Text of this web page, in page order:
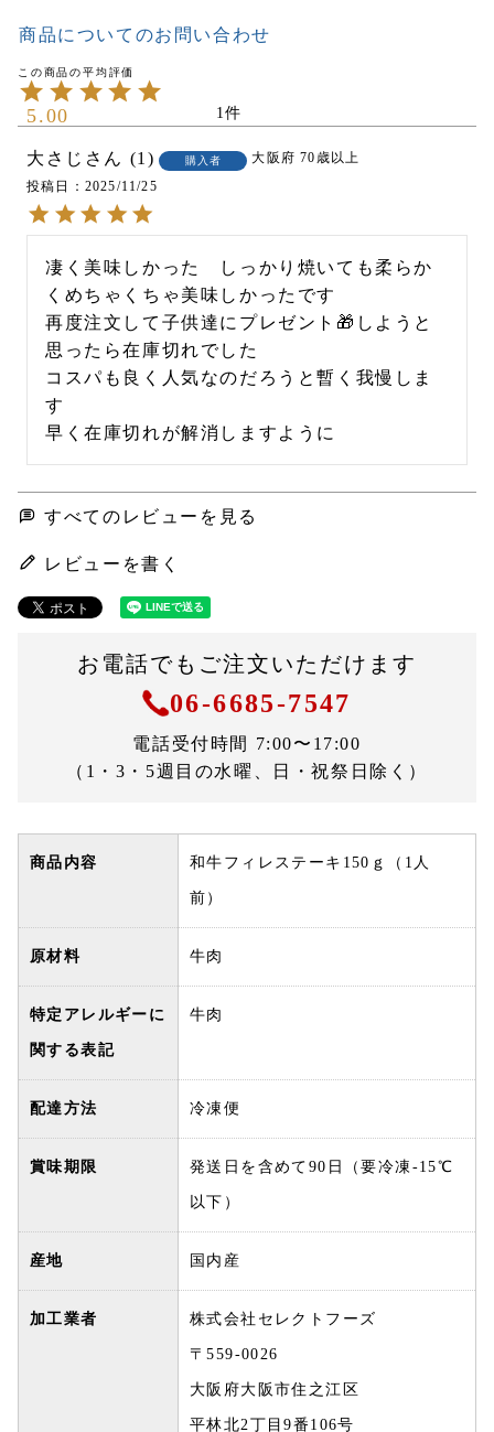
商品についてのお問い合わせ
5.00 1
大さじ 1 購入者 大阪府 70歳以上
投稿日
2025/11/25
凄く美味しかった　しっかり焼いても柔らか
くめちゃくちゃ美味しかったです
再度注文して子供達にプレゼント🎁しようと
思ったら在庫切れでした
コスパも良く人気なのだろうと暫く我慢しま
す
早く在庫切れが解消しますように
すべてのレビューを見る
レビューを書く
お電話でもご注文いただけます
06-6685-7547
電話受付時間 7:00〜17:00
（1・3・5週目の水曜、日・祝祭日除く）
商品内容 和牛フィレステーキ150ｇ（1人
前）
原材料 牛肉
特定アレルギーに
関する表記
牛肉
配達方法 冷凍便
賞味期限 発送日を含めて90日（要冷凍-15℃
以下）
産地 国内産
加工業者 株式会社セレクトフーズ
〒559-0026
大阪府大阪市住之江区
平林北2丁目9番106号